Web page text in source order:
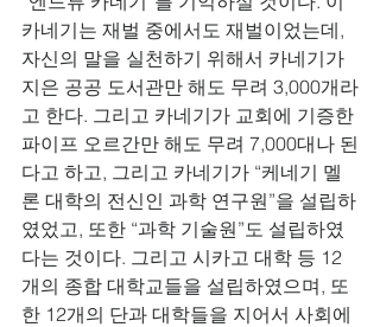
카네기는 재벌 중에서도 재벌이었는데,
자신의 말을 실천하기 위해서 카네기가
지은 공공 도서관만 해도 무려 3,000개라
고 한다. 그리고 카네기가 교회에 기증한
파이프 오르간만 해도 무려 7,000대나 된
다고 하고, 그리고 카네기가 “케네기 멜
론 대학의 전신인 과학 연구원”을 설립하
였었고, 또한 “과학 기술원”도 설립하였
다는 것이다. 그리고 시카고 대학 등 12
개의 종합 대학교들을 설립하였으며, 또
한 12개의 단과 대학들을 지어서 사회에